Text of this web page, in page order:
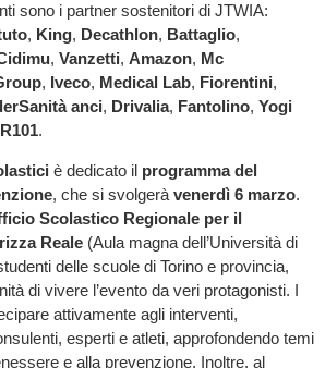
sono i partner sostenitori di JTWIA:
, King, Decathlon, Battaglio,
, Vanzetti, Amazon, Mc
, Iveco, Medical Lab, Fiorentini,
anci, Drivalia, Fantolino, Yogi
R101.
è dedicato il programma del
, che si svolgerà venerdì 6 marzo.
Scolastico Regionale per il
Reale(Aula magna dell’Università di
delle scuole di Torino e provincia,
di vivere l’evento da veri protagonisti. I
attivamente agli interventi,
esperti e atleti, approfondendo temi
e alla prevenzione. Inoltre, al